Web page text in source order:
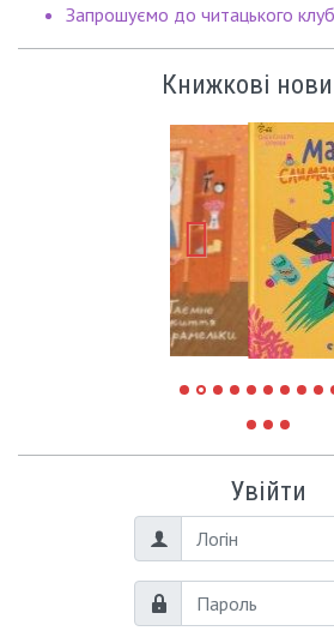
Запрошуємо до читацького
Книжкові
Увійти
Логін
Пароль